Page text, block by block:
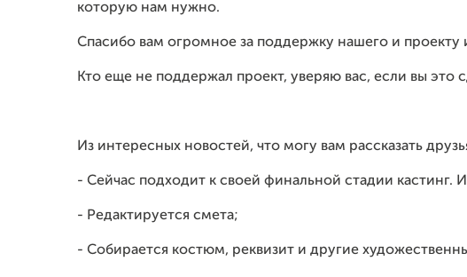
которую нам нужно.
Спасибо вам огромное за поддержку нашего и проекту
Кто еще не поддержал проект, уверяю вас, если вы это
Из интересных новостей, что могу вам рассказать
- Сейчас подходит к своей финальной стадии кастинг.
- Редактируется смета;
- Собирается костюм, реквизит и другие